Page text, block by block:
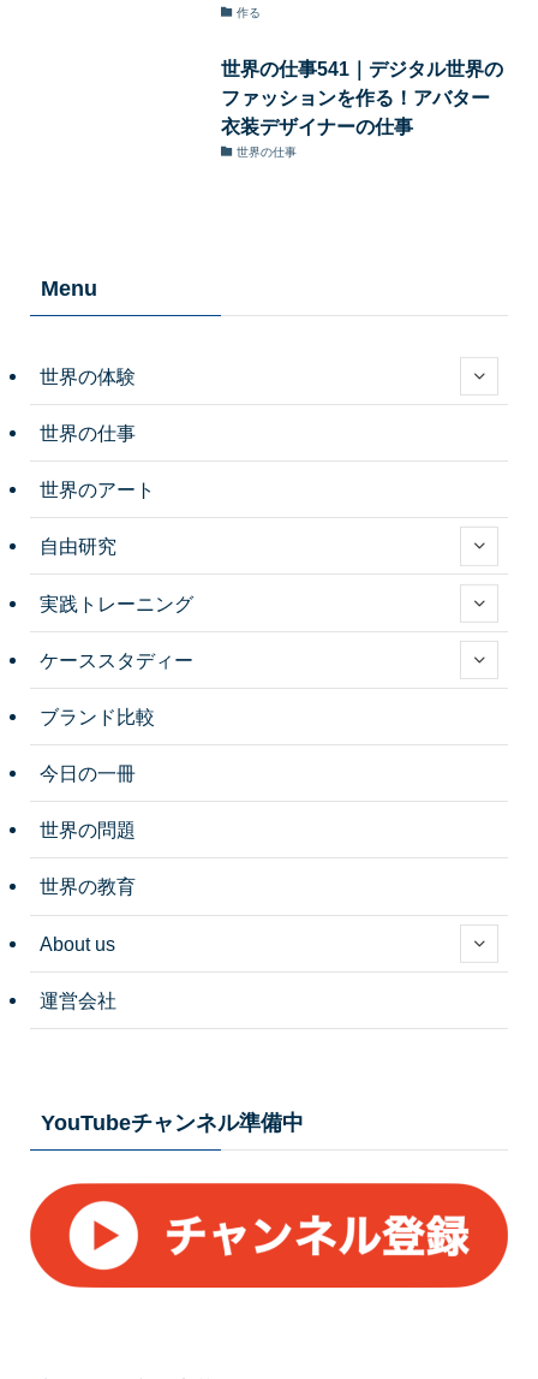
作る
世界の仕事541｜デジタル世界の
ファッションを作る！アバター
衣装デザイナーの仕事
世界の仕事
Menu
世界の体験
世界の仕事
世界のアート
自由研究
実践トレーニング
ケーススタディー
ブランド比較
今日の一冊
世界の問題
世界の教育
About us
運営会社
YouTubeチャンネル準備中